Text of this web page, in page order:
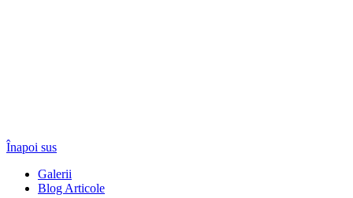
Înapoi sus
Galerii
Blog Articole